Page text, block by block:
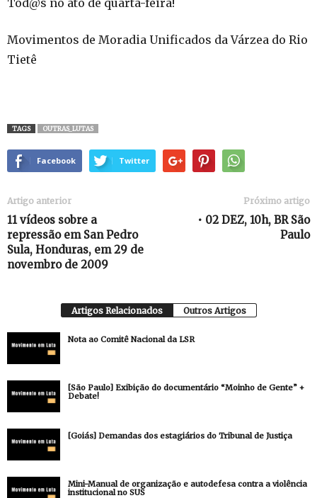
Tod@s no ato de quarta-feira!
Movimentos de Moradia Unificados da Várzea do Rio
Tietê
TAGS OUTRAS_LUTAS
Facebook Twitter
Artigo anterior
11 vídeos sobre a
repressão em San Pedro
Sula, Honduras, em 29 de
novembro de 2009
Próximo artigo
• 02 DEZ, 10h, BR São
Paulo
Artigos Relacionados Outros Artigos
Nota ao Comitê Nacional da LSR
[São Paulo] Exibição do documentário “Moinho de Gente” +
Debate!
[Goiás] Demandas dos estagiários do Tribunal de Justiça
Mini-Manual de organização e autodefesa contra a violência
institucional no SUS